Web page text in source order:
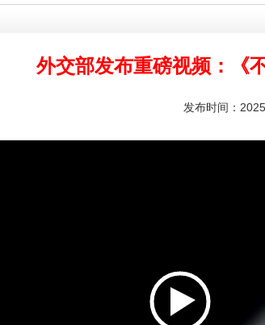
外交部发布重磅视频：《
发布时间：